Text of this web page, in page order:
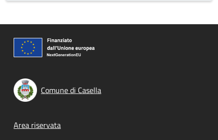
Comune di Casella
Footer menu
Area riservata